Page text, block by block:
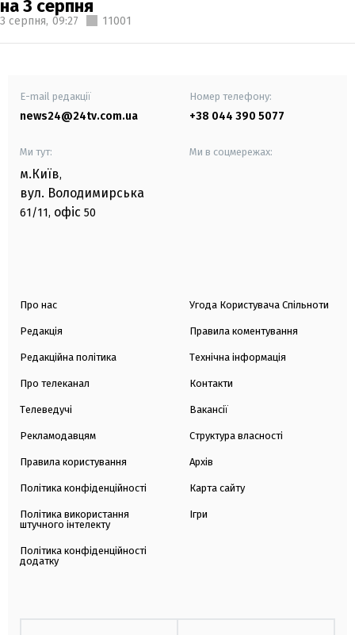
на 3 серпня
3 серпня, 09:27 11001
E-mail редакції
news24@24tv.com.ua
Номер телефону:
+38 044 390 5077
Ми тут:
м.Київ,
вул. Володимирська
61/11, офіс 50
Ми в соцмережах:
Про нас
Редакція
Редакційна політика
Про телеканал
Телеведучі
Рекламодавцям
Правила користування
Політика конфіденційності
Політика використання
штучного інтелекту
Політика конфіденційності
додатку
Угода Користувача Спільноти
Правила коментування
Технічна інформація
Контакти
Вакансії
Структура власності
Архів
Карта сайту
Ігри